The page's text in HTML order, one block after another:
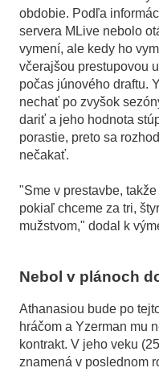
obdobie. Podľa
servera MLive nebolo
vymení, ale kedy ho
včerajšou prestupovou
počas júnového draftu.
nechať po zvyšok
dariť a jeho hodnota
porastie, preto sa
nečakať.
"Sme v prestavbe,
pokiaľ chceme za tri,
mužstvom," dodal k
Nebol v plánoch
Athanasiou bude po
hráčom a Yzerman mu
kontrakt. V jeho veku
znamená v poslednom